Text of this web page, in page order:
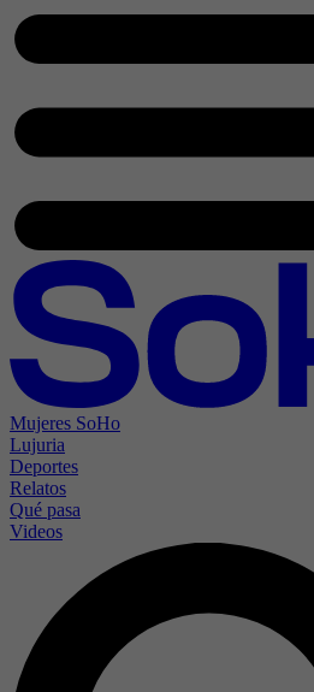
Mujeres SoHo
Lujuria
Deportes
Relatos
Qué pasa
Videos